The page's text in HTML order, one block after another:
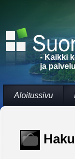
- Kaikki
ja
Aloitussivu